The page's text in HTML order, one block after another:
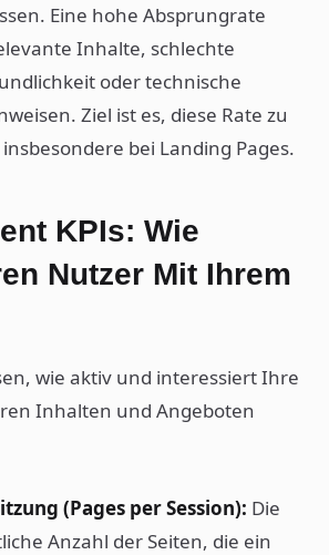
Eine hohe Absprungrate
Inhalte, schlechte
oder technische
Ziel ist es, diese Rate zu
bei Landing Pages.
KPIs: Wie
Nutzer Mit Ihrem
wie aktiv und interessiert Ihre
Inhalten und Angeboten
(Pages per Session): Die
Anzahl der Seiten, die ein